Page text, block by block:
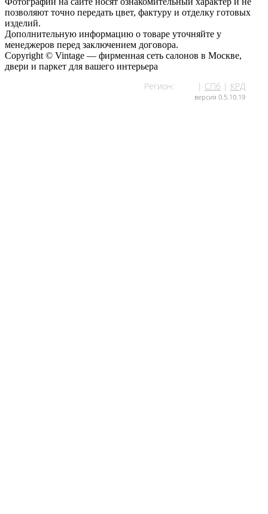
позволяют точно передать цвет, фактуру и отделку готовых
изделий.
Дополнительную информацию о товаре уточняйте у
менеджеров перед заключением договора.
Copyright © Vintage — фирменная сеть салонов в Москве,
двери и паркет для вашего интерьера
Регион: | СПб | КРД
версия 0.5.10.19